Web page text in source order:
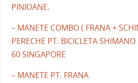
PINIOANE.
– MANETE COMBO ( FRANA +
PERECHE PT. BICICLETA SHIMANO
60 SINGAPORE
– MANETE PT. FRANA